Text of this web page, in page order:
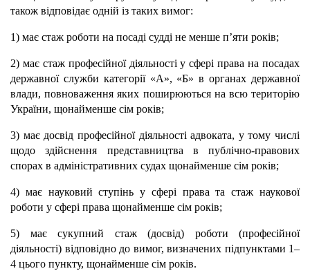
також відповідає одній із таких вимог:
1) має стаж роботи на посаді судді не менше п’яти років;
2) має стаж професійної діяльності у сфері права на посадах
державної служби категорії «А», «Б» в органах державної
влади, повноваження яких поширюються на всю територію
України, щонайменше сім років;
3) має досвід професійної діяльності адвоката, у тому числі
щодо здійснення представництва в публічно-правових
спорах в адміністративних судах щонайменше сім років;
4) має науковий ступінь у сфері права та стаж наукової
роботи у сфері права щонайменше сім років;
5) має сукупний стаж (досвід) роботи (професійної
діяльності) відповідно до вимог, визначених підпунктами 1–
4 цього пункту, щонайменше сім років.